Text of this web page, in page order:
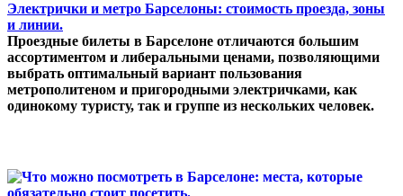
Электрички и метро Барселоны: стоимость проезда, зоны
и линии.
Проездные билеты в Барселоне отличаются большим
ассортиментом и либеральными ценами, позволяющими
выбрать оптимальный вариант пользования
метрополитеном и пригородными электричками, как
одинокому туристу, так и группе из нескольких человек.